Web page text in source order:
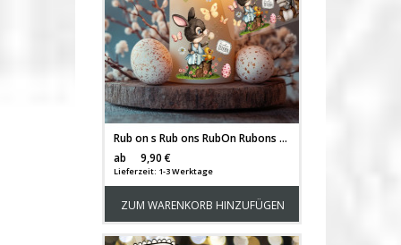
Rub on s Rub ons RubOn Rubons Sticker Aufkleber DIY Teelichter selbst gestalten Windlicht Ostern Easter Reh Häschen rb21
ab
9,90 €
Lieferzeit: 1-3 Werktage
ZUM WARENKORB HINZUFÜGEN